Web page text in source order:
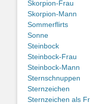
Skorpion-Frau
Skorpion-Mann
Sommerflirts
Sonne
Steinbock
Steinbock-Frau
Steinbock-Mann
Sternschnuppen
Sternzeichen
Sternzeichen als